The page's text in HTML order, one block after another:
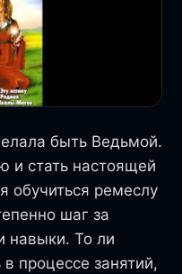
быть Ведьмой.
и стать настоящей
обучиться ремеслу
шаг за
навыки. То ли
процессе занятий,